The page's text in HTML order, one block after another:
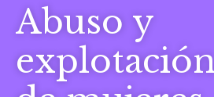
Abuso y